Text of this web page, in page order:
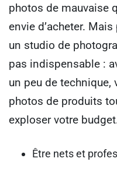
photos de mauvaise
envie d’acheter.
un studio de
pas indispensable :
un peu de technique,
photos de produits
exploser votre
Être nets et